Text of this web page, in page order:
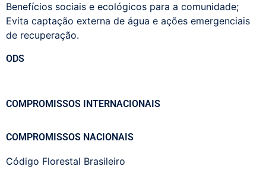
Benefícios sociais e ecológicos para a comunidade;
Evita captação externa de água e ações emergenciais
de recuperação.
ODS
COMPROMISSOS INTERNACIONAIS
COMPROMISSOS NACIONAIS
Código Florestal Brasileiro